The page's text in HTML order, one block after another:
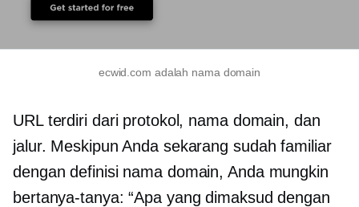
ecwid.com adalah nama domain
URL terdiri dari protokol, nama domain, dan
jalur. Meskipun Anda sekarang sudah familiar
dengan definisi nama domain, Anda mungkin
bertanya-tanya: “Apa yang dimaksud dengan